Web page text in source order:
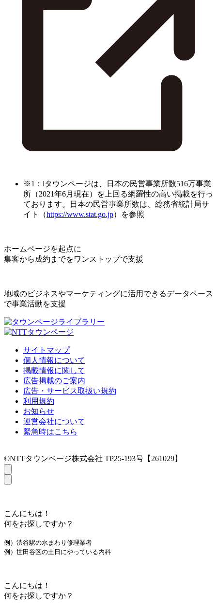
※1：iタウンページは、日本の民営事業所数516万事業
所（2021年6月現在）を上回る網羅性の高い掲載を行っ
ております。日本の民営事業所数は、総務省統計局サ
イト（https://www.stat.go.jp）を参照
ホームページを起点に
集客から成約までをワンストップで支援
地域のビジネスやマーケティングに活用できるデータベース
で事業活動を支援
サイトマップ
個人情報について
掲載情報に関して
広告掲載のご案内
広告・サービス取扱い規約
利用規約
お知らせ
運営会社について
緊急時はこちら
©NTTタウンページ株式会社 TP25-193号【261029】
こんにちは！
何をお探しですか？
例）渋谷駅の水まわり修理業者
例）世田谷区の土日にやっている内科
こんにちは！
何をお探しですか？